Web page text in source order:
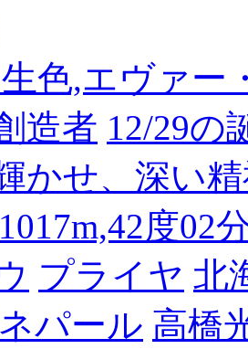
色,エヴァ
造者 12/29の
かせ、深い
度02
プライヤ 北
ネパール 高橋